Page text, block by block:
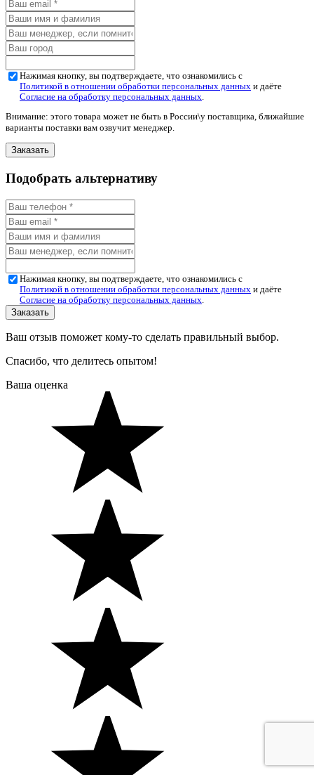
Нажимая кнопку, вы подтверждаете, что ознакомились с
Политикой в отношении обработки персональных данных и даёте
Согласие на обработку персональных данных.
Внимание: этого товара может не быть в России\у поставщика, ближайшие
варианты поставки вам озвучит менеджер.
Подобрать альтернативу
Нажимая кнопку, вы подтверждаете, что ознакомились с
Политикой в отношении обработки персональных данных и даёте
Согласие на обработку персональных данных
Ваш отзыв поможет кому-то сделать правильный выбор.
Спасибо, что делитесь опытом!
Ваша оценка